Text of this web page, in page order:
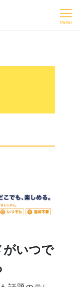
MENU
がいつで